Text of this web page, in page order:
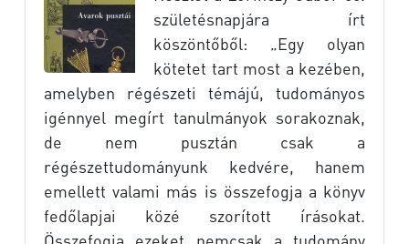
születésnapjára írt
köszöntőből: „Egy olyan
kötetet tart most a kezében,
amelyben régészeti témájú, tudományos
igénnyel megírt tanulmányok sorakoznak,
de nem pusztán csak a
régészettudományunk kedvére, hanem
emellett valami más is összefogja a könyv
fedőlapjai közé szorított írásokat.
Összefogja ezeket nemcsak a tudomány